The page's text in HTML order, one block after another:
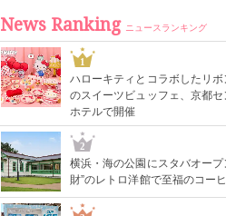
News Ranking ニュースランキング
1
ハローキティとコラボしたリボ
のスイーツビュッフェ、京都セ
ホテルで開催
2
横浜・海の公園にスタバオープ
財”のレトロ洋館で至福のコー